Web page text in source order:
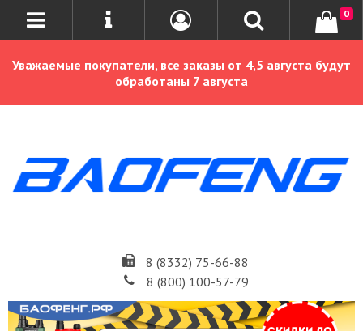
Уважаемые покупатели, все заказы от 4,5 августа будут
обработаны 7 августа
8 (8332) 75-66-88
8 (800) 100-57-79
0